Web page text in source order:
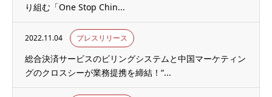
り組む「One Stop Chin...
2022.11.04 プレスリリース
総合決済サービスのビリングシステムと中国マーケティン
グのクロスシーが業務提携を締結！“...